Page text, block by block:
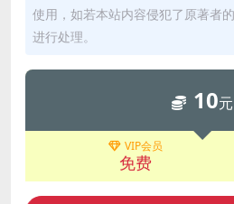
使用，如若本站内容侵犯了原著者
进行处理。
10元
VIP会员
免费